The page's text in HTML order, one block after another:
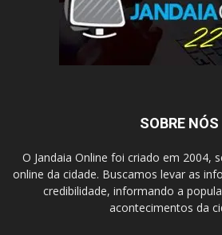
SOBRE NÓS
O Jandaia Online foi criado em 2004,
online da cidade. Buscamos levar as
credibilidade, informando a
acontecimentos da